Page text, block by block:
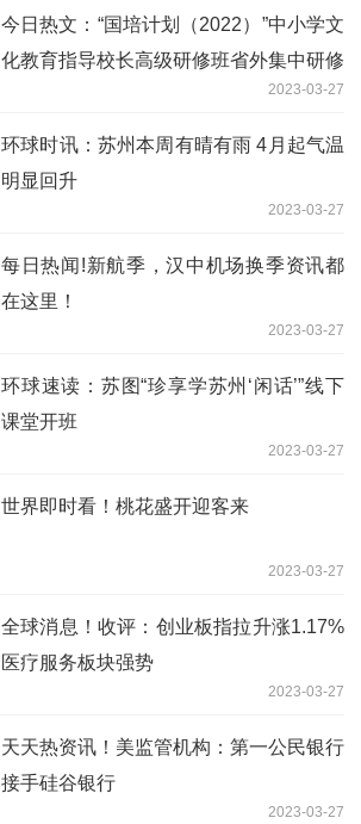
今日热文：“国培计划（2022）”中小学文
化教育指导校长高级研修班省外集中研修
2023-03-27
环球时讯：苏州本周有晴有雨 4月起气温
明显回升
2023-03-27
每日热闻!新航季，汉中机场换季资讯都
在这里！
2023-03-27
环球速读：苏图“珍享学苏州‘闲话’”线下
课堂开班
2023-03-27
世界即时看！桃花盛开迎客来
2023-03-27
全球消息！收评：创业板指拉升涨1.17%
医疗服务板块强势
2023-03-27
天天热资讯！美监管机构：第一公民银行
接手硅谷银行
2023-03-27